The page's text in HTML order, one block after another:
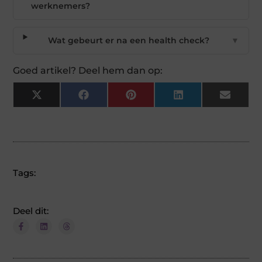
werknemers?
Wat gebeurt er na een health check? ▼
Goed artikel? Deel hem dan op:
X
(Twitter)
Facebook Pinterest LinkedIn Email
Tags:
Deel dit: